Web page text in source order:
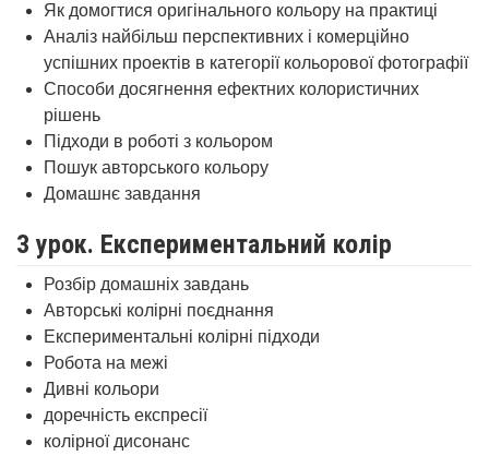
Як домогтися оригінального кольору на практиці
Аналіз найбільш перспективних і комерційно
успішних проектів в категорії кольорової фотографії
Способи досягнення ефектних колористичних
рішень
Підходи в роботі з кольором
Пошук авторського кольору
Домашнє завдання
3 урок. Експериментальний колір
Розбір домашніх завдань
Авторські колірні поєднання
Експериментальні колірні підходи
Робота на межі
Дивні кольори
доречність експресії
колірної дисонанс